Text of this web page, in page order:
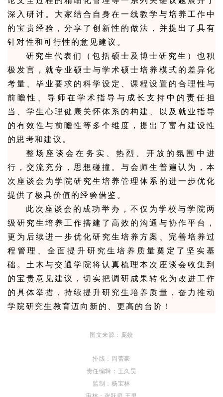
深入研讨。大家结合自身在一线教学与培养工作中
的宝贵经验，分享了创新性的做法，并提出了具有
针对性和可行性的意见建议。
研究生代表们（包括硕士及博士研究生）也积
极发言，就专业硕士与学术硕士培养模式的差异化
考量、毕业要求的科学设定、课程设置的合理性与
前瞻性、导师在学术指导与成长支持中的责任担
当、学生心理健康关怀体系的构建、以及就业指导
的有效性与前瞻性等多个维度，提出了富有建设性
的思考和建议。
整场座谈会在务实、热烈、开放的氛围中进
行，交流充分，思想碰撞。与会师生普遍认为，本
次座谈会为学院研究生培养管理体系的进一步优化
提供了极具价值的经验借鉴。
此次座谈会的成功举办，不仅为学校与学院两
级研究生培养工作搭建了高效的沟通与协作平台，
更为后续进一步优化研究生培养方案、完善培养过
程管理、全面提升研究生培养质量奠定了坚实基
础。土木与交通学院将认真梳理本次座谈会收集到
的宝贵意见建议，切实把调研成果转化为改进工作
的具体举措，持续提升研究生培养质量，奋力推动
学院研究生教育迈向新的、更高的台阶！
图文来源：庞姣
排版：周蕾豪
责任编辑：王久昊
监制：杨宝林